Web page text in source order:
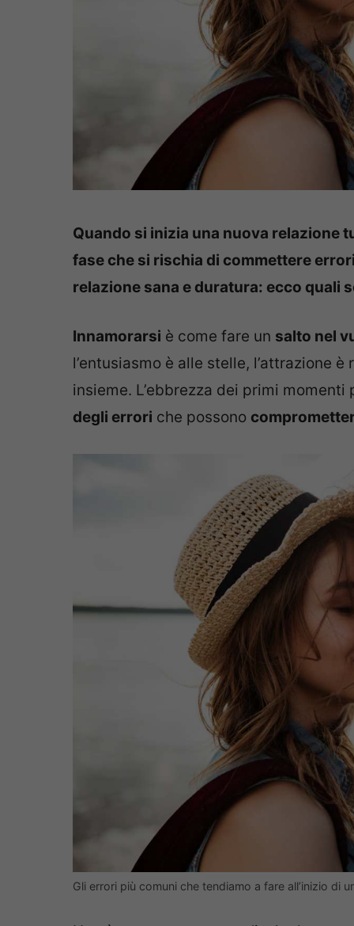
Quando si inizia una nuova relazione
fase che si rischia di commettere
relazione sana e duratura: ecco quali
Innamorarsi è come fare un salto nel
l’entusiasmo è alle stelle, l’attrazione
insieme. L’ebbrezza dei primi
degli errori che possono
Gli errori più comuni che tendiamo a fare all’inizio di